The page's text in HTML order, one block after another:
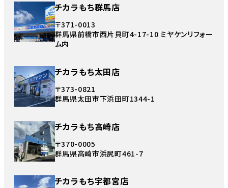
チカラもち群馬店
〒371-0013
群馬県前橋市西片貝町4-17-10 ミヤケンリフォー
ム内
チカラもち太田店
〒373-0821
群馬県太田市下浜田町1344-1
チカラもち高崎店
〒370-0005
群馬県高崎市浜尻町461-7
チカラもち宇都宮店